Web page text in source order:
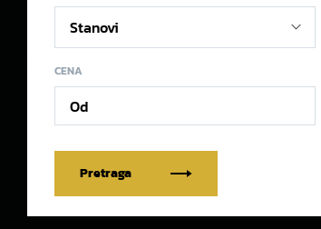
CENA
Pretraga